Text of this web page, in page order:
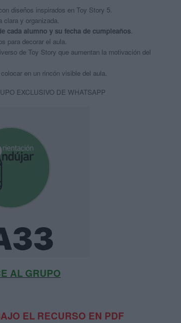
diseños inspirados en Toy Story 5.
y organizada.
cada alumno y su fecha de cumpleaños.
para decorar el aula.
de Toy Story que aumentan la motivación del
en un rincón visible del aula.
EXCLUSIVO DE WHATSAPP
AL GRUPO
EL RECURSO EN PDF